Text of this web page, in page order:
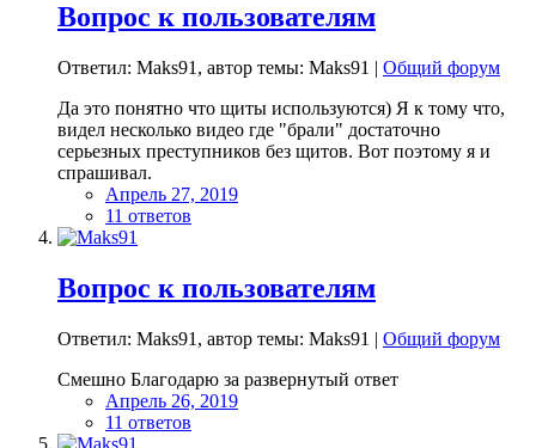
Вопрос к пользователям
Ответил: Maks91, автор темы: Maks91 | Общий форум
Да это понятно что щиты используются) Я к тому что,
видел несколько видео где "брали" достаточно
серьезных преступников без щитов. Вот поэтому я и
спрашивал.
Апрель 27, 2019
11 ответов
Вопрос к пользователям
Ответил: Maks91, автор темы: Maks91 | Общий форум
Смешно Благодарю за развернутый ответ
Апрель 26, 2019
11 ответов